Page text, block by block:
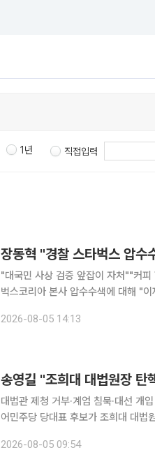
1년 직접입력
장동혁 "경찰 스타벅스 압
"대국민 사상 검증 앞잡이 자처""커피 한 잔의 자유까지 박
벅스코리아 본사 압수수색에 대해 "
2026-08-05 14:13
송영길 "조희대 대법원장 탄
대법관 제청 거부·계엄 침묵·대선 개입 지
어민주당 당대표 후보가 조희대 대법원장
탄핵을 추진하겠다”고 말했다. 그러
2026-08-05 09:54